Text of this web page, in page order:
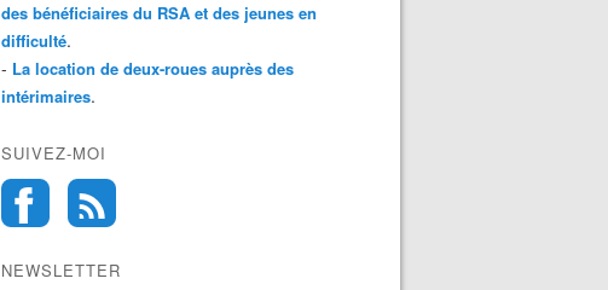
des bénéficiaires du RSA et des jeunes en
difficulté.
- La location de deux-roues auprès des
intérimaires.
SUIVEZ-MOI
NEWSLETTER